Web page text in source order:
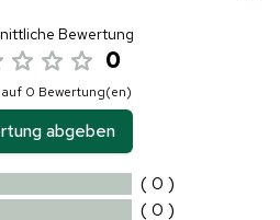
Bewertung
0
auf 0 Bewertung(en)
abgeben
( 0 )
( 0 )